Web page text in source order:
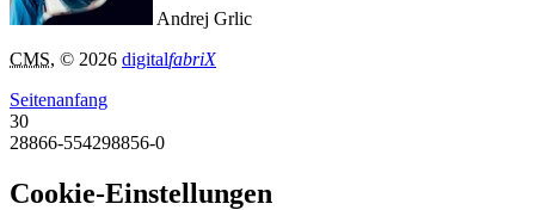
Andrej Grlic
CMS, © 2026 digitalfabriX
Seitenanfang
30
28866-554298856-0
Cookie-Einstellungen